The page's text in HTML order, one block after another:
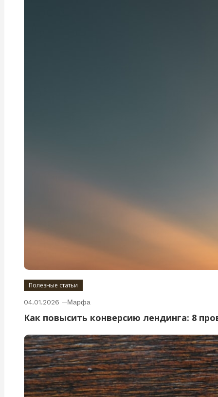
Полезные статьи
04.01.2026 Марфа
Как повысить конверсию лендинга: 8